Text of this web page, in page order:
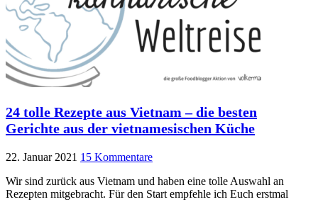
24 tolle Rezepte aus Vietnam – die besten
Gerichte aus der vietnamesischen Küche
22. Januar 2021 15 Kommentare
Wir sind zurück aus Vietnam und haben eine tolle Auswahl an
Rezepten mitgebracht. Für den Start empfehle ich Euch erstmal